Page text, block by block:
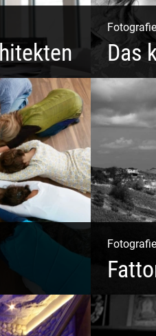
|
Fotografie
Das
Sinnlich
Farben |
Fotografie